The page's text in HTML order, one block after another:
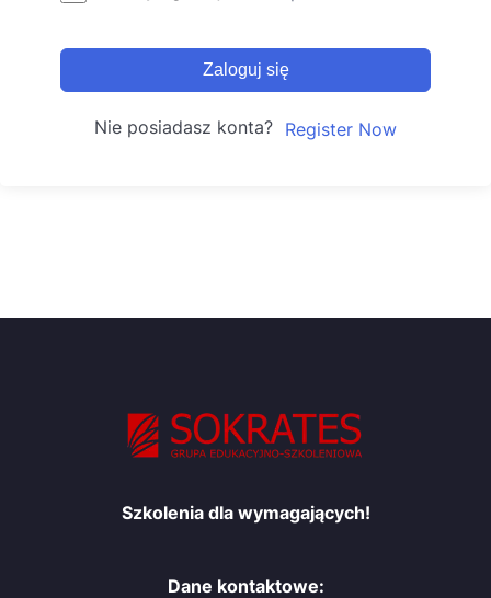
Zaloguj się
Nie posiadasz konta? Register Now
Szkolenia dla wymagających!
Dane kontaktowe: